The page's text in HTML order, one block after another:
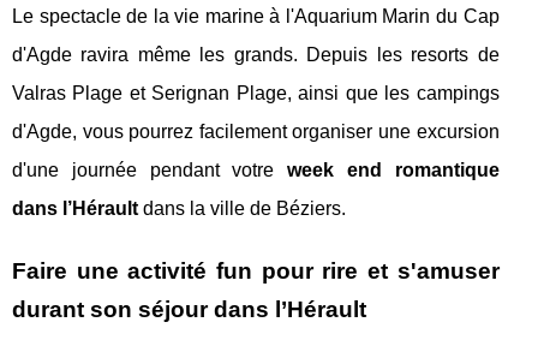
Le spectacle de la vie marine à l'Aquarium Marin du Cap
d'Agde ravira même les grands. Depuis les resorts de
Valras Plage et Serignan Plage, ainsi que les campings
d'Agde, vous pourrez facilement organiser une excursion
d'une journée pendant votreweek end romantique
dans l’Hérault dans la ville de Béziers.
Faire une activité fun pour rire et s'amuser
durant son séjour dans l’Hérault